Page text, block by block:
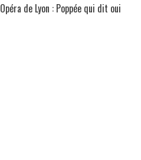
Opéra de Lyon : Poppée qui dit oui